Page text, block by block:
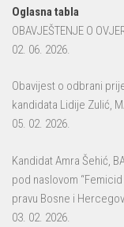
Oglasna tabla
OBAVJEŠTENJE O
02. 06. 2026.
Obavijest o odbrani
kandidata Lidije Zulić,
05. 02. 2026.
Kandidat Amra Šehić,
pod naslovom
pravu Bosne i
03. 02. 2026.